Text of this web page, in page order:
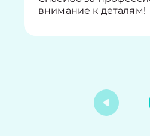
внимание к деталям!